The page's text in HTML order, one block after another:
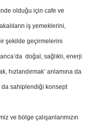
olduğu için cafe ve
iş yemeklerini,
bir şekilde geçirmelerini
doğal, sağlıklı, enerji
hızlandırmak’ anlamına da
da sahiplendiği konsept
ve bölge çalışanlarımızın